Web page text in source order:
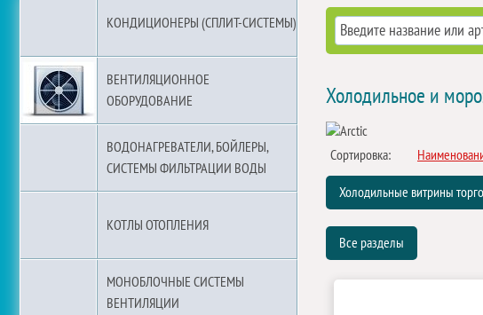
КОНДИЦИОНЕРЫ (СПЛИТ-СИСТЕМЫ)
ВЕНТИЛЯЦИОННОЕ
ОБОРУДОВАНИЕ
ВОДОНАГРЕВАТЕЛИ, БОЙЛЕРЫ,
СИСТЕМЫ ФИЛЬТРАЦИИ ВОДЫ
КОТЛЫ ОТОПЛЕНИЯ
МОНОБЛОЧНЫЕ СИСТЕМЫ
ВЕНТИЛЯЦИИ
Холодильное и
Сортировка:
Холодильные витрины
Все разделы